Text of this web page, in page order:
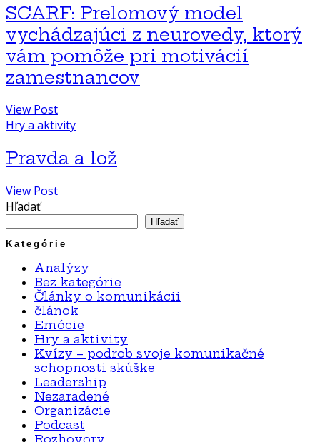
SCARF: Prelomový model
vychádzajúci z neurovedy, ktorý
vám pomôže pri motivácií
zamestnancov
View Post
Hry a aktivity
Pravda a lož
View Post
Hľadať
Hľadať
Kategórie
Analýzy
Bez kategórie
Články o komunikácii
článok
Emócie
Hry a aktivity
Kvízy – podrob svoje komunikačné
schopnosti skúške
Leadership
Nezaradené
Organizácie
Podcast